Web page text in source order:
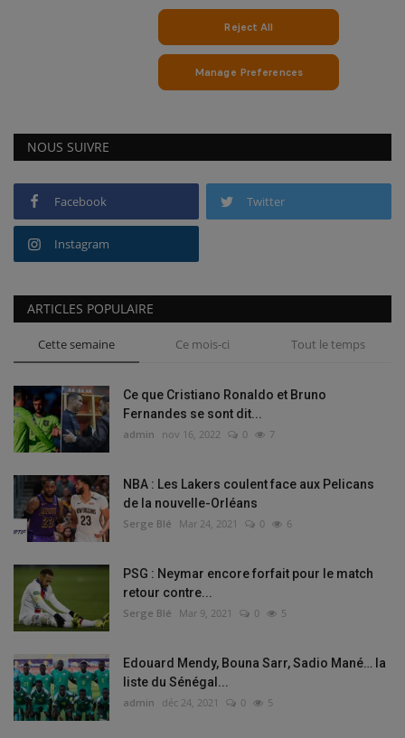
NOUS SUIVRE
Facebook Twitter
Instagram
ARTICLES POPULAIRE
Cette semaine Ce mois-ci Tout le temps
Ce que Cristiano Ronaldo et Bruno
Fernandes se sont dit...
admin nov 16, 2022 0 7
NBA : Les Lakers coulent face aux Pelicans
de la nouvelle-Orléans
Serge Blé Mar 24, 2021 0 6
PSG : Neymar encore forfait pour le match
retour contre...
Serge Blé Mar 9, 2021 0 5
Edouard Mendy, Bouna Sarr, Sadio Mané… la
liste du Sénégal...
admin déc 24, 2021 0 5